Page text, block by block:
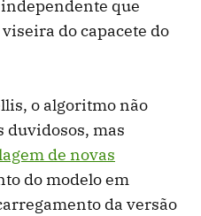
que
do capacete do
o algoritmo não
mas
de novas
do modelo em
da versão